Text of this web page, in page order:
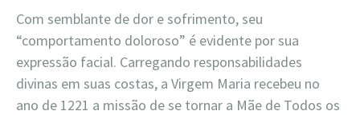
Com semblante de dor e sofrimento, seu
“comportamento doloroso” é evidente por sua
expressão facial. Carregando responsabilidades
divinas em suas costas, a Virgem Maria recebeu no
ano de 1221 a missão de se tornar a Mãe de Todos os